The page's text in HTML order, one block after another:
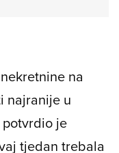
na
najranije u
je
tjedan trebala